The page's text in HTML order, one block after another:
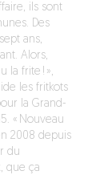
ils sont
Des
ans,
Alors,
la frite ! »,
les fritkots
la Grand-
« Nouveau
2008 depuis
du
que ça